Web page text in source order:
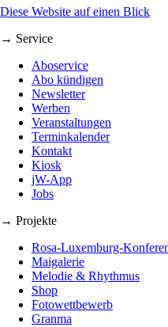
Diese Website auf einen Blick
→ Service
Aboservice
Abo kündigen
Newsletter
Werben
Veranstaltungen
Terminkalender
Kontakt
Kiosk
jW-App
Jobs
→ Projekte
Rosa-Luxemburg-
Maigalerie
Melodie & Rhythmus
Shop
Fotowettbewerb
Granma